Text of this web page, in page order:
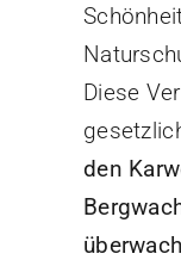
Diese
den